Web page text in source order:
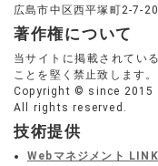
広島市中区西平塚町2-7-
著作権について
当サイトに掲載されてい
ことを堅く禁止致します。
Copyright © since 2015
All rights reserved.
技術提供
Webマネジメント